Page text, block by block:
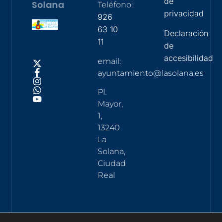
Solana Teléfono:
926
63 10
11
email:
ayuntamiento@lasolana.es
Pl.
Mayor,
1,
13240
La
Solana,
Ciudad
Real
privacidad
Declaración
de
accesibilidad